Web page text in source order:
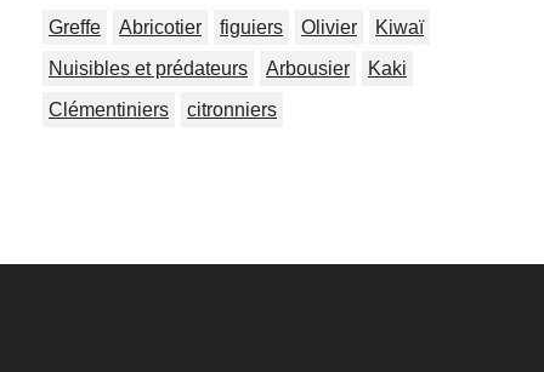
Greffe Abricotier figuiers Olivier
Kiwaï
Nuisibles et prédateurs
Arbousier
Kaki
Clémentiniers
citronniers